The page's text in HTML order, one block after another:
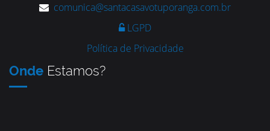
comunica@santacasavotuporanga.com.br
LGPD
Política de Privacidade
Onde Estamos?